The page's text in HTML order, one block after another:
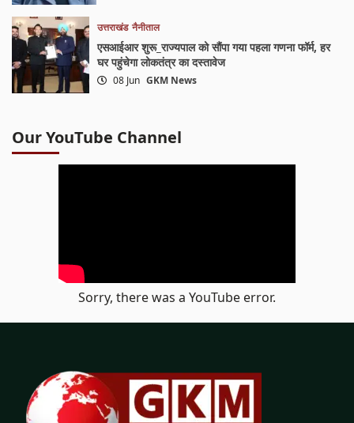
उत्तराखंड नैनीताल
एसआईआर शुरू_राज्यपाल को सौंपा गया पहला गणना फॉर्म, हर
घर पहुंचेगा लोकतंत्र का दस्तावेज
08 Jun GKM News
Our YouTube Channel
Sorry, there was a YouTube error.